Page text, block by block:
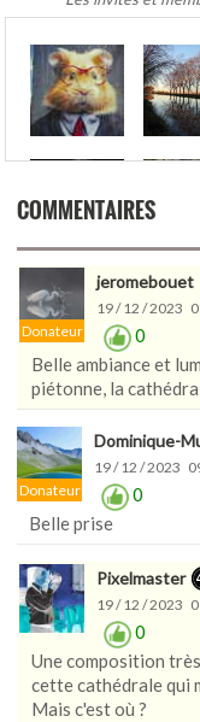
COMMENTAIRES
Donateur
jeromebouet
19 / 12 / 2023
0
Belle ambiance et
piétonne, la
Donateur
Dominique-
19 / 12 / 2023
0
Belle prise
Pixelmaster
19 / 12 / 2023
0
Une composition
cette cathédrale qui
Mais c'est où ?